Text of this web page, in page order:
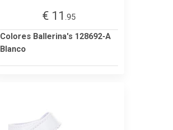
€ 11 .95
Colores Ballerina's 128692-A
Blanco